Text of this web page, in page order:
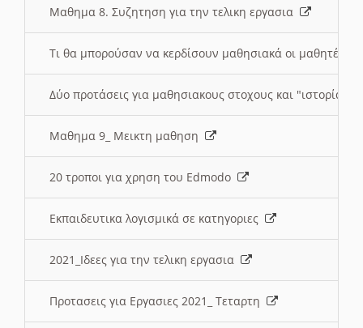
Μαθημα 8. Συζητηση για την τελικη εργασια
Τι θα μπορούσαν να κερδίσουν μαθησιακά οι μαθητές/
Δύο προτάσεις για μαθησιακους στοχους και "ιστορία"
Μαθημα 9_ Μεικτη μαθηση
20 τροποι για χρηση του Edmodo
Εκπαιδευτικα λογισμικά σε κατηγοριες
2021_Ιδεες για την τελικη εργασια
Προτασεις για Εργασιες 2021_ Τεταρτη